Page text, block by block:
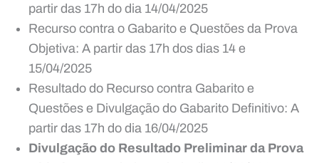
partir das 17h do dia 14/04/2025
Recurso contra o Gabarito e Questões da Prova
Objetiva: A partir das 17h dos dias 14 e
15/04/2025
Resultado do Recurso contra Gabarito e
Questões e Divulgação do Gabarito Definitivo: A
partir das 17h do dia 16/04/2025
Divulgação do Resultado Preliminar da Prova